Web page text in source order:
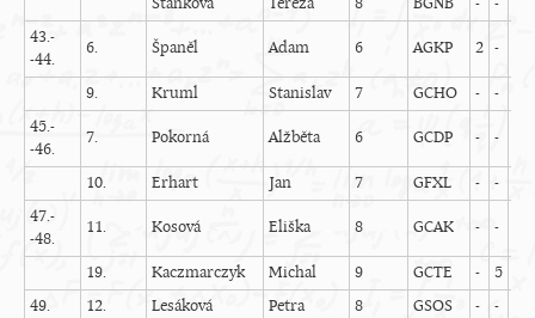
Staňková Tereza 8 BGNB - -
43.-
-44.
6. Španěl Adam 6 AGKP 2 -
9. Kruml Stanislav 7 GCHO - -
45.-
-46.
7. Pokorná Alžběta 6 GCDP - -
10. Erhart Jan 7 GFXL - -
47.-
-48.
11. Kosová Eliška 8 GCAK - -
19. Kaczmarczyk Michal 9 GCTE - 5
49.
12. Lesáková Petra 8 GSOS - -